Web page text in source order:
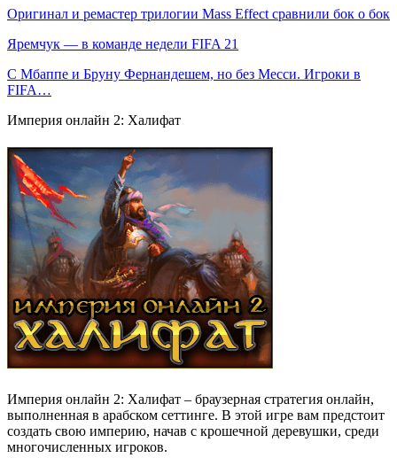
Оригинал и ремастер трилогии Mass Effect сравнили бок о бок
Яремчук — в команде недели FIFA 21
С Мбаппе и Бруну Фернандешем, но без Месси. Игроки в
FIFA…
Империя онлайн 2: Халифат
Империя онлайн 2: Халифат – браузерная стратегия онлайн,
выполненная в арабском сеттинге. В этой игре вам предстоит
создать свою империю, начав с крошечной деревушки, среди
многочисленных игроков.